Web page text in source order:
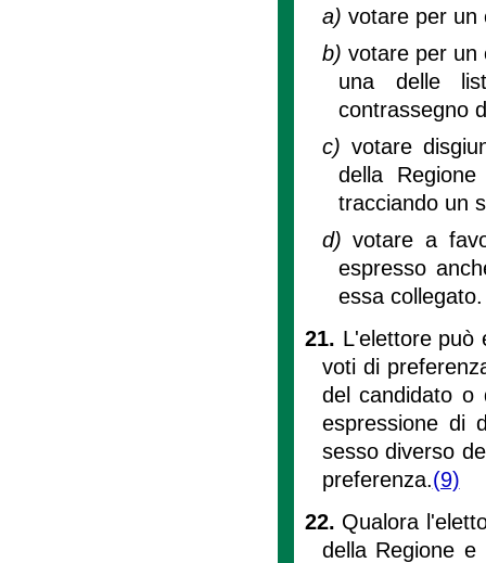
a) votare per un
b) votare per un
una delle
contrassegno
c) votare
della
tracciando un
d)votare a
espresso
essa collegato.
21. L'elettore può
voti di
del candidato o
espressione di
sesso diverso
preferenza.(9)
22. Qualora
della Regione